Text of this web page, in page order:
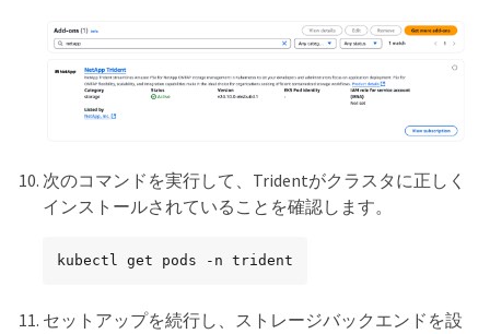
次のコマンドを実行して、Tridentがクラスタに正しく
インストールされていることを確認します。
kubectl get pods -n trident
セットアップを続行し、ストレージバックエンドを設